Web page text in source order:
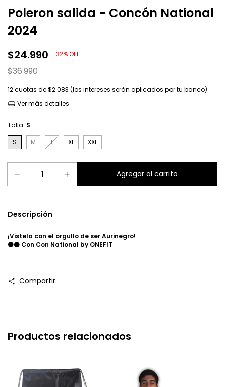
Poleron salida - Concón National
2024
$24.990 -32%OFF
$36.990
12cuotas de$2.083 (los intereses serán aplicados por tu banco)
Ver más detalles
Talla: S
S
M L XL XXL
Descripción
¡Vistela con el orgullo de ser Aurinegro!
🟡⚫ Con Con National by ONEFIT
Compartir
Productos relacionados